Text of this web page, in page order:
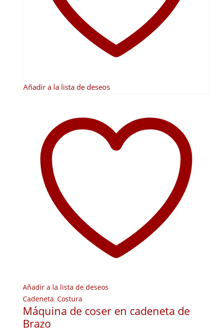
Añadir a la lista de deseos
Añadir a la lista de deseos
Cadeneta, Costura
Máquina de coser en cadeneta de
Brazo